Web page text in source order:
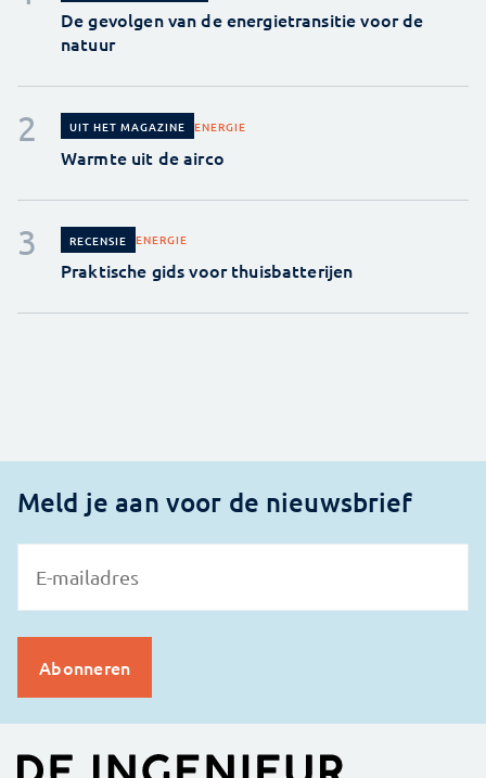
De gevolgen van de energietransitie voor de
natuur
UIT HET MAGAZINE ENERGIE
Warmte uit de airco
RECENSIE ENERGIE
Praktische gids voor thuisbatterijen
Meld je aan voor de nieuwsbrief